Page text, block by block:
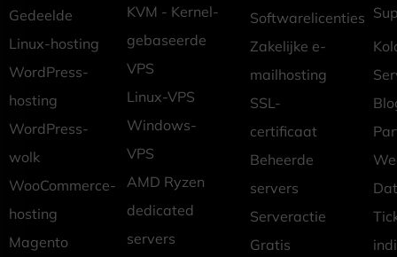
Gedeelde
Linux-hosting
WordPress-
hosting
WordPress-
wolk
WooCommerce-
hosting
Magento
KVM - Kernel-
gebaseerde
VPS
Linux-VPS
Windows-
VPS
AMD Ryzen
dedicated
servers
Softwarelicenties
Zakelijke e-
mailhosting
SSL-
certificaat
Beheerde
servers
Serveractie
Gratis